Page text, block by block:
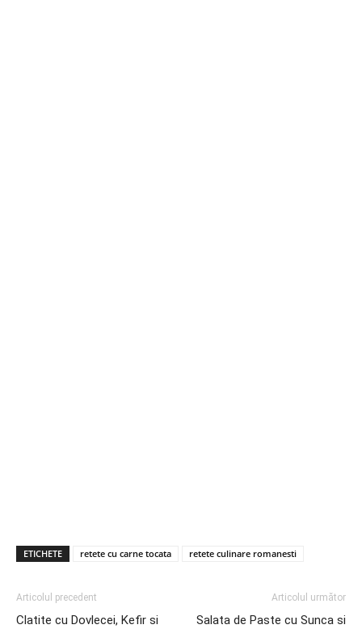
ETICHETE retete cu carne tocata retete culinare romanesti
Articolul precedent
Clatite cu Dovlecei, Kefir si
Articolul următor
Salata de Paste cu Sunca si